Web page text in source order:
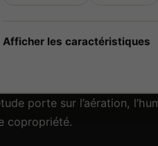
porte sur l’aération,
copropriété.